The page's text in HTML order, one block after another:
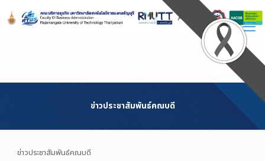
Content
ข่าวประชาสัมพันธ์คณบดี
ข่าวประชาสัมพันธ์คณบดี